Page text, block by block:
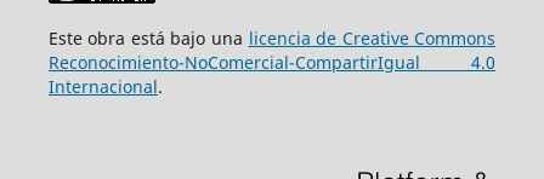
Este obra está bajo una licencia de Creative Commons
Reconocimiento-NoComercial-CompartirIgual 4.0
Internacional.